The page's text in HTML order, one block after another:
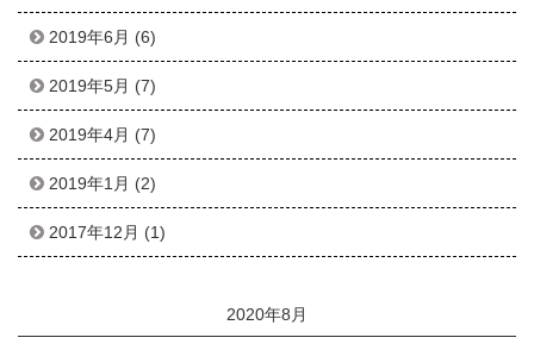
2019年6月 (6)
2019年5月 (7)
2019年4月 (7)
2019年1月 (2)
2017年12月 (1)
2020年8月